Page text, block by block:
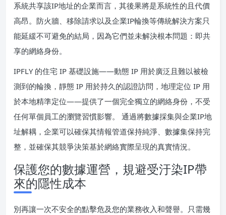
系統共享該IP地址的企業而言，其後果將是系統性的且代價
高昂。防火牆、移除請求以及企業IP輪換等傳統解決方案只
能延緩不可避免的結局，因為它們並未解決根本問題：即共
享的網絡身份。
IPFLY 的住宅 IP 基礎設施——動態 IP 用於廣泛且難以被檢
測到的輪換，靜態 IP 用於持久的認證訪問，地理定位 IP 用
於本地精準定位——提供了一個完全獨立的網絡身份，不受
任何單個員工的瀏覽習慣影響。 通過將數據採集與企業IP地
址解耦，企業可以確保其情報管道保持純淨、數據集保持完
整，並確保其競爭決策基於網絡實際呈現的真實情況。
保護您的數據運營，規避受汙染IP帶
來的隱性成本
別再讓一次不安全的點擊危及您的業務收入和聲譽。只需幾